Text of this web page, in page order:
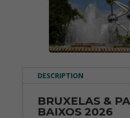
DESCRIPTION
BRUXELAS &
BAIXOS 2026